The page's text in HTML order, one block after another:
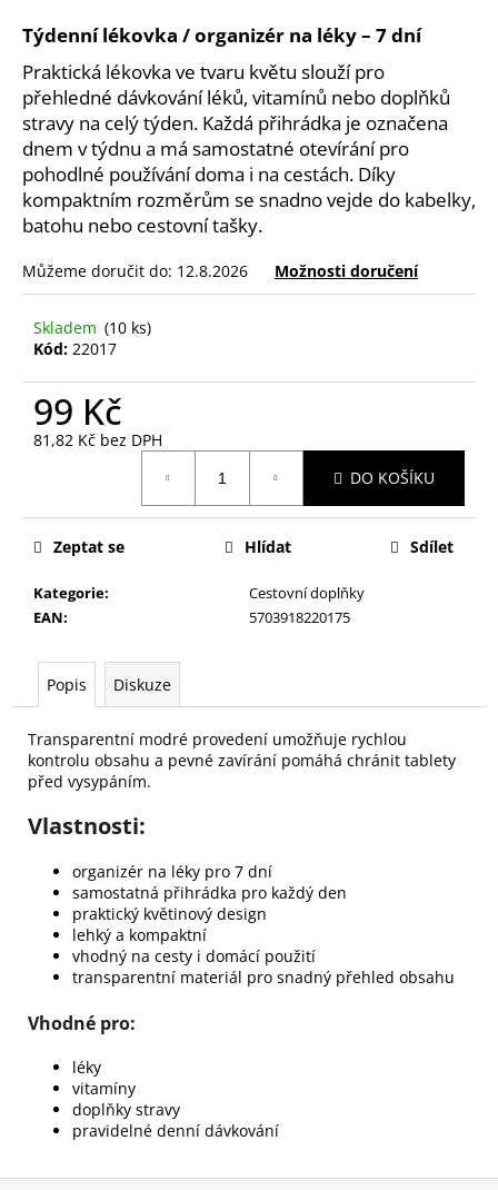
Týdenní lékovka / organizér na léky – 7 dní
Praktická lékovka ve tvaru květu slouží pro
přehledné dávkování léků, vitamínů nebo doplňků
stravy na celý týden. Každá přihrádka je označena
dnem v týdnu a má samostatné otevírání pro
pohodlné používání doma i na cestách. Díky
kompaktním rozměrům se snadno vejde do kabelky,
batohu nebo cestovní tašky.
Můžeme doručit do: 12.8.2026 Možnosti doručení
Skladem (10 ks)
Kód: 22017
99 Kč
81,82 Kč bez DPH
DO KOŠÍKU
Kategorie:
Cestovní doplňky
EAN: 5703918220175
Zeptat se Hlídat Sdílet
Popis Diskuze
Transparentní modré provedení umožňuje rychlou
kontrolu obsahu a pevné zavírání pomáhá chránit tablety
před vysypáním.
Vlastnosti:
organizér na léky pro 7 dní
samostatná přihrádka pro každý den
praktický květinový design
lehký a kompaktní
vhodný na cesty i domácí použití
transparentní materiál pro snadný přehled obsahu
Vhodné pro:
léky
vitamíny
doplňky stravy
pravidelné denní dávkování
a
j
í
t
?
D
o
p
o
u
m
e
NALEPOVACÍ
ŘASY
WISPY
V0035
89
Kč